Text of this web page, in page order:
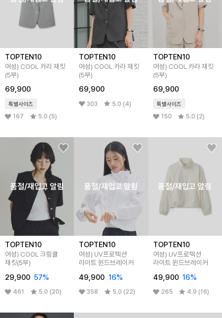
TOPTEN10
여성) COOL 카라 재킷
(5부)
69,900
특별사이즈
167 5.0 (5)
TOPTEN10
여성) COOL 카라 재킷
(5부)
69,900
303 5.0 (4)
TOPTEN10
여성) COOL 카라 재킷
(5부)
69,900
특별사이즈
150 5.0 (2)
품절/재입고 알림
TOPTEN10
여성) COOL 크링클
재킷(5부)
29,900 57%
461 5.0 (20)
품절/재입고 알림
TOPTEN10
여성) UV프로텍션
라이트 윈드브레이커
49,900 16%
358 5.0 (22)
품절/재입고 알림
TOPTEN10
여성) UV프로텍션
라이트 윈드브레이커
49,900 16%
265 4.9 (16)